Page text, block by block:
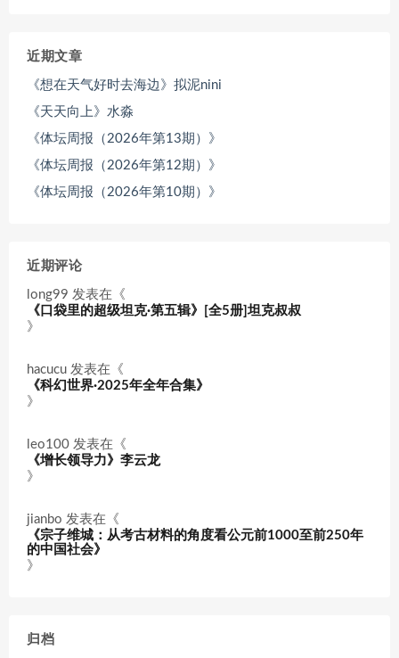
近期文章
《想在天气好时去海边》拟泥nini
《天天向上》水淼
《体坛周报（2026年第13期）》
《体坛周报（2026年第12期）》
《体坛周报（2026年第10期）》
近期评论
long99 发表在《
《口袋里的超级坦克·第五辑》[全5册]坦克叔叔
》
hacucu 发表在《
《科幻世界·2025年全年合集》
》
leo100 发表在《
《增长领导力》李云龙
》
jianbo 发表在《
《宗子维城：从考古材料的角度看公元前1000至前250年
的中国社会》
》
归档